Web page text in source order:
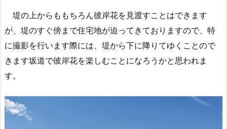
堤の上からももちろん彼岸花を見渡すことはできます
が、堤のすぐ傍まで住宅地が迫ってきておりますので、特
に撮影を行います際には、堤から下に降りてゆくことので
きます坂道で彼岸花を楽しむことになろうかと思われま
す。